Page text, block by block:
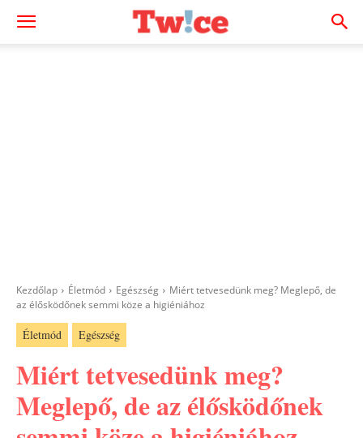
Kezdőlap Életmód Egészség
Miért tetvesedünk meg? Meglepő, de
az élősködőnek semmi köze a higiéniához
Életmód Egészség
Miért tetvesedünk meg?
Meglepő, de az élősködőnek